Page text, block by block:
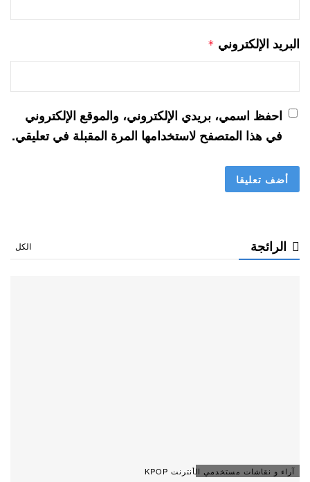
البريد الإلكتروني *
احفظ اسمي، بريدي الإلكتروني، والموقع الإلكتروني
في هذا المتصفح لاستخدامها المرة المقبلة في تعليقي.
الرائجة الكل
آراء و نقاشات مستخدمي الأنترنت KPOP